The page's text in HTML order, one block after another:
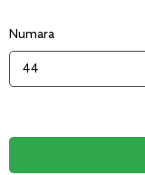
Numara